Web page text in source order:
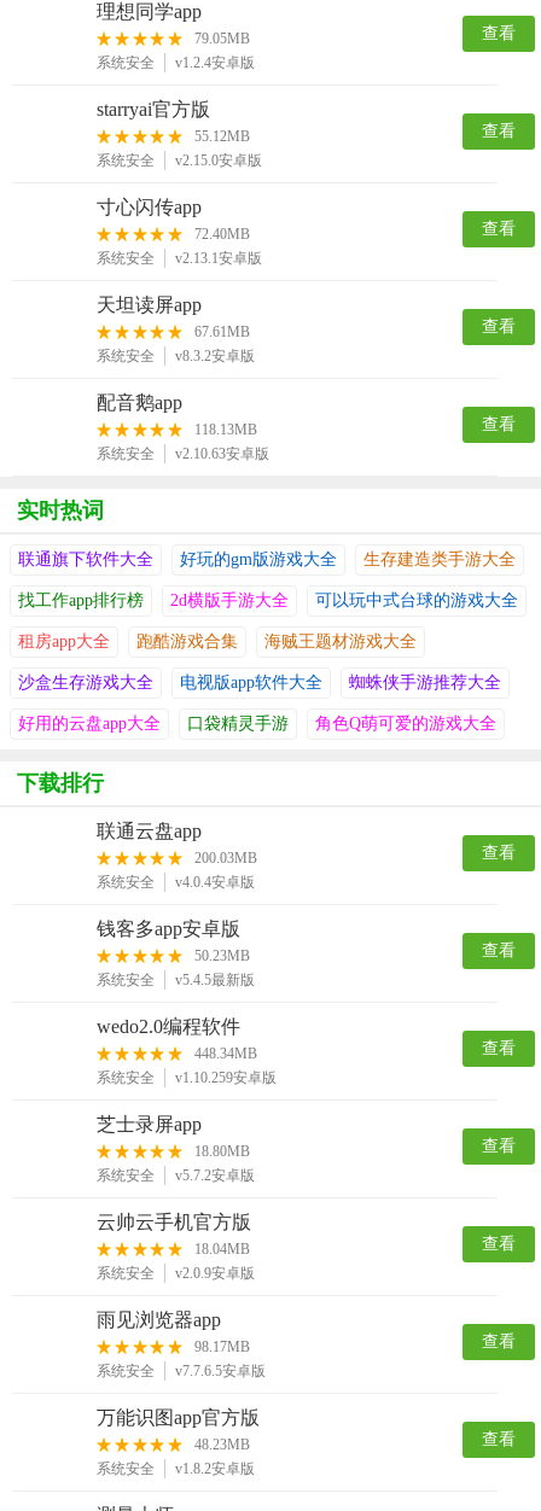
理想同学app
79.05MB
系统安全
v1.2.4安卓版
查看
starryai官方版
55.12MB
系统安全
v2.15.0安卓版
查看
寸心闪传app
72.40MB
系统安全
v2.13.1安卓版
查看
天坦读屏app
67.61MB
系统安全
v8.3.2安卓版
查看
配音鹅app
118.13MB
系统安全
v2.10.63安卓版
查看
实时热词
联通旗下软件大全 好玩的gm版游戏大全 生存建造类手游大全
找工作app排行榜 2d横版手游大全 可以玩中式台球的游戏大全
租房app大全 跑酷游戏合集 海贼王题材游戏大全
沙盒生存游戏大全 电视版app软件大全 蜘蛛侠手游推荐大全
好用的云盘app大全 口袋精灵手游 角色Q萌可爱的游戏大全
下载排行
联通云盘app
200.03MB
系统安全
v4.0.4安卓版
查看
钱客多app安卓版
50.23MB
系统安全
v5.4.5最新版
查看
wedo2.0编程软件
448.34MB
系统安全
v1.10.259安卓版
查看
芝士录屏app
18.80MB
系统安全
v5.7.2安卓版
查看
云帅云手机官方版
18.04MB
系统安全
v2.0.9安卓版
查看
雨见浏览器app
98.17MB
系统安全
v7.7.6.5安卓版
查看
万能识图app官方版
48.23MB
系统安全
v1.8.2安卓版
查看